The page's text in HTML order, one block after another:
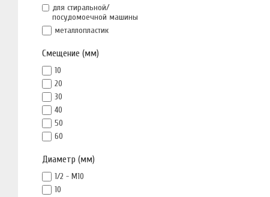
для стиральной/
посудомоечной машины
металлопластик
Смещение (мм)
10
20
30
40
50
60
Диаметр (мм)
1/2 - М10
10